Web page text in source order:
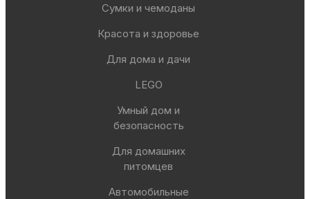
Сумки и чемоданы
Красота и здоровье
Для дома и дачи
LEGO
Умный дом и
безопасность
Для домашних
питомцев
Автомобильные